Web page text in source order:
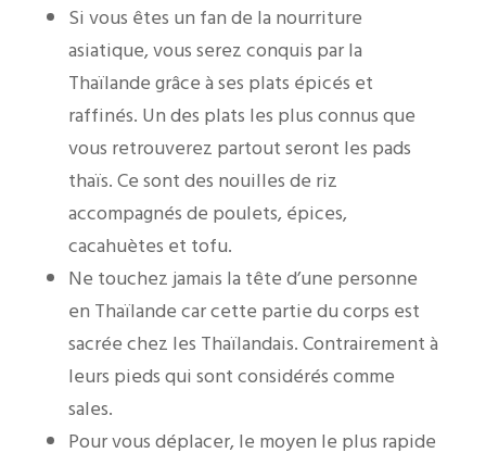
Si vous êtes un fan de la nourriture
asiatique, vous serez conquis par la
Thaïlande grâce à ses plats épicés et
raffinés. Un des plats les plus connus que
vous retrouverez partout seront les pads
thaïs. Ce sont des nouilles de riz
accompagnés de poulets, épices,
cacahuètes et tofu.
Ne touchez jamais la tête d’une personne
en Thaïlande car cette partie du corps est
sacrée chez les Thaïlandais. Contrairement à
leurs pieds qui sont considérés comme
sales.
Pour vous déplacer, le moyen le plus rapide